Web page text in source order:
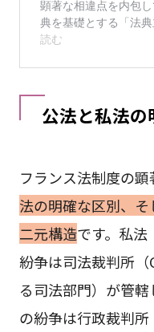
公法と私法の
フランス法制度の顕
法の明確な区別、
二元構造です。私法
紛争は司法裁判所
る司法部門）が管
の紛争は行政裁判